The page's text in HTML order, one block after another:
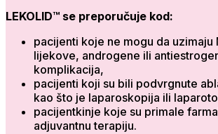
LEKOLID™ se preporučuje kod:
pacijenti koje ne mogu da uzimaju
lijekove, androgene ili
komplikacija,
pacijenti koji su bili podvrgnute
kao što je laparoskopija ili
pacijentkinje koje su primale
adjuvantnu terapiju.